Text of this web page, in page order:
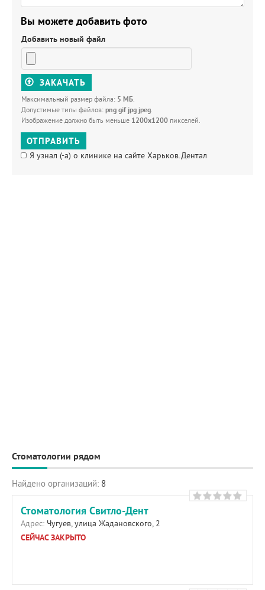
Вы можете добавить фото
Добавить новый файл
ЗАКАЧАТЬ
Максимальный размер файла: 5 МБ.
Допустимые типы файлов: png gif jpg jpeg.
Изображение должно быть меньше 1200x1200 пикселей.
ОТПРАВИТЬ
Я узнал (-а) о клинике на сайте Харьков.Дентал
Стоматологии рядом
Найдено организаций: 8
Стоматология Свитло-Дент
Адрес: Чугуев, улица Жадановского, 2
СЕЙЧАС ЗАКРЫТО